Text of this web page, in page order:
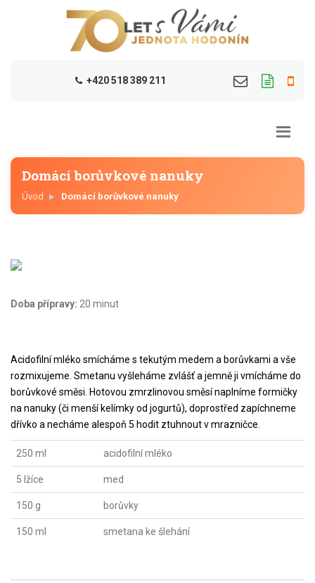
+420 518 389 211
Domácí borůvkové nanuky
Úvod Domácí borůvkové nanuky
Doba přípravy: 20 minut
Acidofilní mléko smícháme s tekutým medem a borůvkami a vše
rozmixujeme. Smetanu vyšleháme zvlášť a jemně ji vmícháme do
borůvkové směsi. Hotovou zmrzlinovou směsí naplníme formičky
na nanuky (či menší kelímky od jogurtů), doprostřed zapíchneme
dřívko a necháme alespoň 5 hodit ztuhnout v mrazničce.
250 ml acidofilní mléko
5 lžíce med
150 g borůvky
150 ml smetana ke šlehání